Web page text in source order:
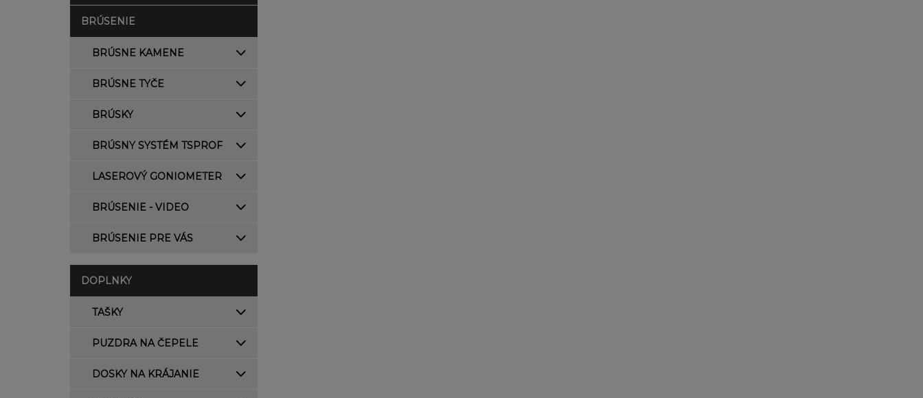
BRÚSENIE
BRÚSNE KAMENE
BRÚSNE TYČE
BRÚSKY
BRÚSNY SYSTÉM TSPROF
LASEROVÝ GONIOMETER
BRÚSENIE - VIDEO
BRÚSENIE PRE VÁS
DOPLNKY
TAŠKY
PUZDRA NA ČEPELE
DOSKY NA KRÁJANIE